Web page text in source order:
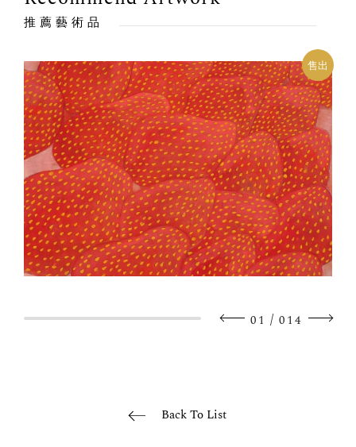
推薦藝術品
售出
01 / 014
Back To List